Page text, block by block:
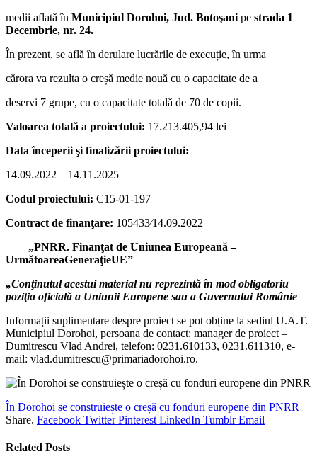
medii aflată în Municipiul Dorohoi, Jud. Botoşani pe strada 1
Decembrie, nr. 24.
În prezent, se află în derulare lucrările de execuție, în urma
cărora va rezulta o creșă medie nouă cu o capacitate de a
deservi 7 grupe, cu o capacitate totală de 70 de copii.
Valoarea totală a proiectului: 17.213.405,94 lei
Data începerii şi finalizării proiectului:
14.09.2022 – 14.11.2025
Codul proiectului: C15-01-197
Contract de finanţare: 105433⁄14.09.2022
„PNRR. Finanţat de Uniunea Europeană –
UrmătoareaGeneraţieUE”
„Conţinutul acestui material nu reprezintă în mod obligatoriu
poziţia oficială a Uniunii Europene sau a Guvernului Românie
Informații suplimentare despre proiect se pot obține la sediul U.A.T.
Municipiul Dorohoi, persoana de contact: manager de proiect –
Dumitrescu Vlad Andrei, telefon: 0231.610133, 0231.611310, e-
mail: vlad.dumitrescu@primariadorohoi.ro.
În Dorohoi se construiește o creșă cu fonduri europene din PNRR
Share. Facebook Twitter Pinterest LinkedIn Tumblr Email
Related Posts